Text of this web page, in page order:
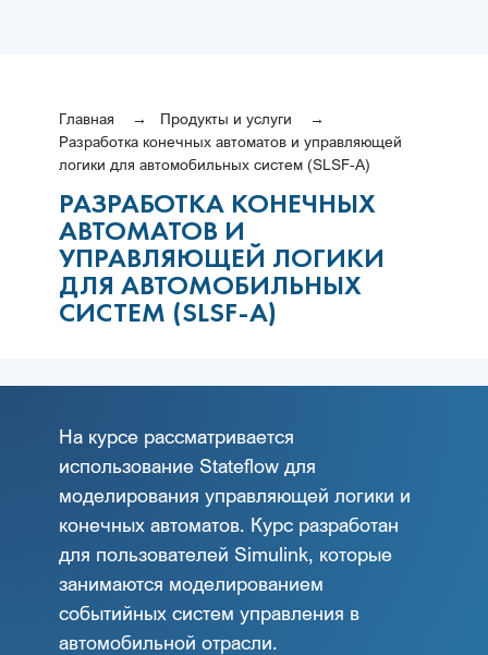
Главная
Продукты и услуги
Разработка конечных автоматов и управляющей
логики для автомобильных систем (SLSF-A)
РАЗРАБОТКА КОНЕЧНЫХ
АВТОМАТОВ И
УПРАВЛЯЮЩЕЙ ЛОГИКИ
ДЛЯ АВТОМОБИЛЬНЫХ
СИСТЕМ (SLSF-A)
На курсе рассматривается
использование Stateflow для
моделирования управляющей логики и
конечных автоматов. Курс разработан
для пользователей Simulink, которые
занимаются моделированием
событийных систем управления в
автомобильной отрасли.